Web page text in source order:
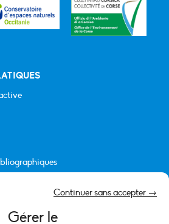
Gérer le
Continuer sans accepter →